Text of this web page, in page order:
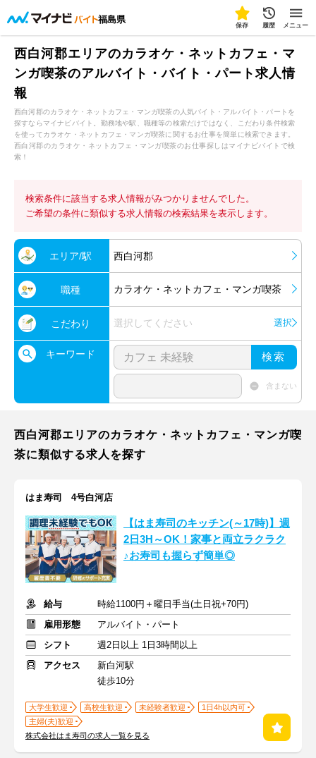
福島県
保存 履歴 メニュー
西白河郡エリアのカラオケ・ネットカフェ・マ
ンガ喫茶のアルバイト・バイト・パート求人情
報
西白河郡のカラオケ・ネットカフェ・マンガ喫茶の人気バイト・アルバイト・パートを
探すならマイナビバイト。勤務地や駅、職種等の検索だけではなく、こだわり条件検索
を使ってカラオケ・ネットカフェ・マンガ喫茶に関するお仕事を簡単に検索できます。
西白河郡のカラオケ・ネットカフェ・マンガ喫茶のお仕事探しはマイナビバイトで検
索！
検索条件に該当する求人情報がみつかりませんでした。
ご希望の条件に類似する求人情報の検索結果を表示します。
エリア/駅 西白河郡
職種 カラオケ・ネットカフェ・マンガ喫茶
こだわり 選択してください 選択
キーワード 検索
含まない
西白河郡エリアのカラオケ・ネットカフェ・マンガ喫
茶に類似する求人を探す
はま寿司 4号白河店
【はま寿司のキッチン(～17時)】週
2日3H～OK！家事と両立ラクラク
♪お寿司も握らず簡単◎
給与
時給1100円＋曜日手当(土日祝+70円)
雇用形態
アルバイト・パート
シフト
週2日以上 1日3時間以上
アクセス
新白河駅
徒歩10分
大学生歓迎 高校生歓迎 未経験者歓迎
1日4h以内可
主婦(夫)歓迎
株式会社はま寿司の求人一覧を見る